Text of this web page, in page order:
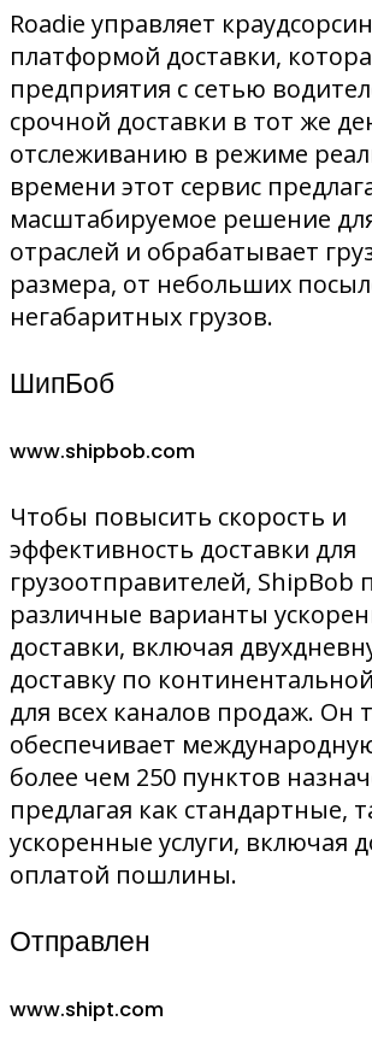
Roadie управляет
платформой доставки,
предприятия с сетью
срочной доставки в тот же
отслеживанию в режиме
времени этот сервис
масштабируемое решение
отраслей и обрабатывает
размера, от небольших
негабаритных грузов.
ШипБоб
www.shipbob.com
Чтобы повысить скорость и
эффективность доставки для
грузоотправителей, ShipBob
различные варианты
доставки, включая
доставку по
для всех каналов продаж. Он
обеспечивает
более чем 250 пунктов
предлагая как стандартные,
ускоренные услуги, включая
оплатой пошлины.
Отправлен
www.shipt.com